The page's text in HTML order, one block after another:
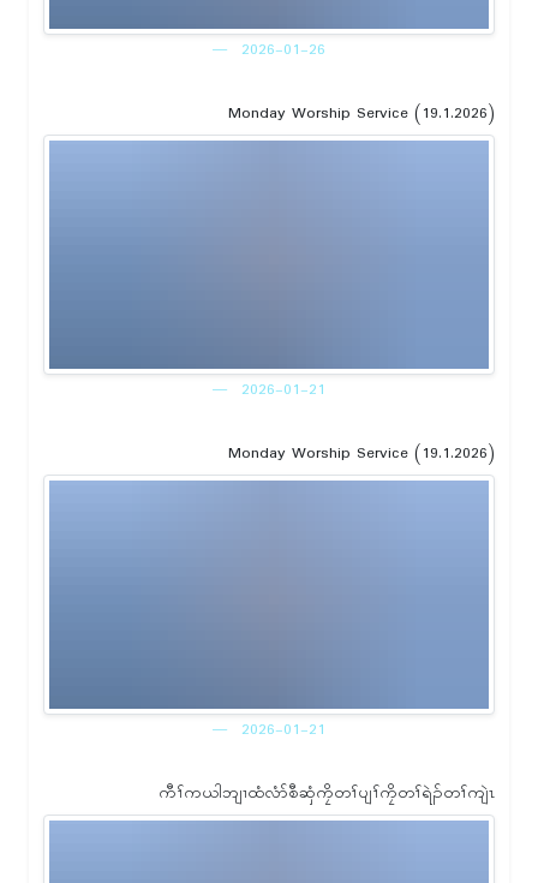
2026-01-26
Monday Worship Service (19.1.2026)
2026-01-21
Monday Worship Service (19.1.2026)
2026-01-21
ကီၢ်ကယါဘျၢထံလံာ်စီဆှံကၠိတၢ်ပျၢ်ကၠိတၢ်ရဲၣ်တၢ်ကျဲၤ